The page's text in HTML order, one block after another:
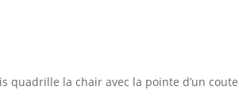
quadrille la chair avec la pointe d’un